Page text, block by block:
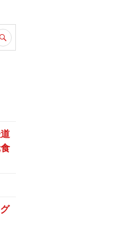
『フリーダム』/ 八ケ山青